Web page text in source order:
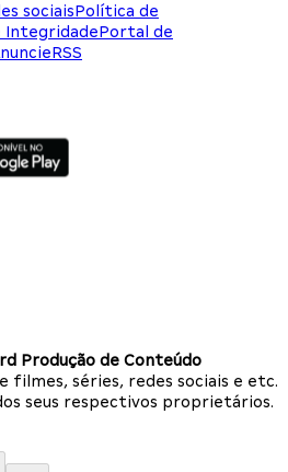
sociaisPolítica de
IntegridadePortal de
RSS
Produção de Conteúdo
filmes, séries, redes sociais e etc.
seus respectivos proprietários.